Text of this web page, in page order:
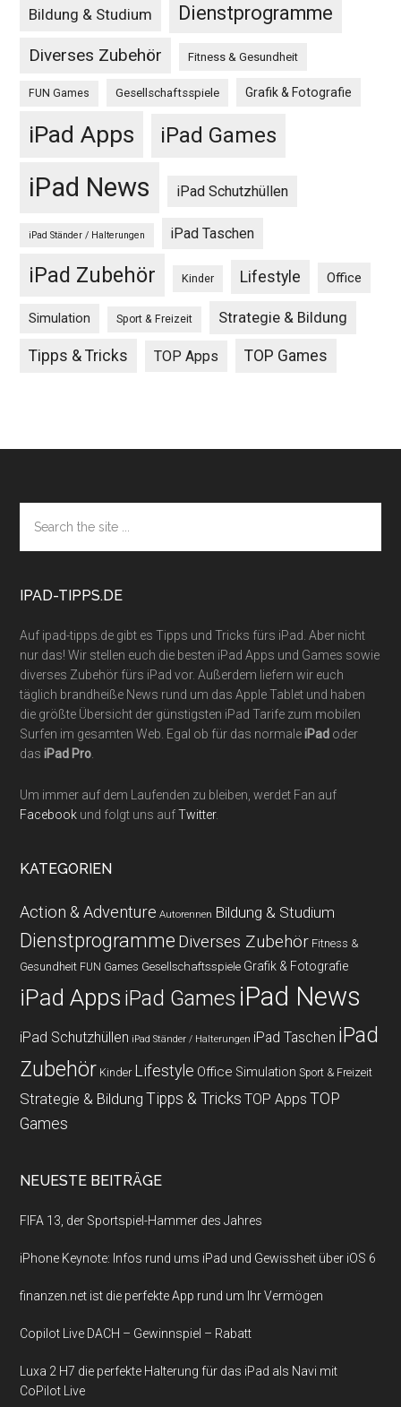
Bildung & Studium Dienstprogramme
Diverses Zubehör Fitness & Gesundheit
FUN Games Gesellschaftsspiele Grafik & Fotografie
iPad Apps iPad Games
iPad News iPad Schutzhüllen
iPad Ständer / Halterungen iPad Taschen
iPad Zubehör Kinder Lifestyle Office
Simulation Sport & Freizeit Strategie & Bildung
Tipps & Tricks TOP Apps TOP Games
Footer
the
site
IPAD-TIPPS.DE
Auf ipad-tipps.de gibt es Tipps und Tricks fürs iPad. Aber nicht
nur das! Wir stellen euch die besten iPad Apps und Games sowie
diverses Zubehör fürs iPad vor. Außerdem liefern wir euch
täglich brandheiße News rund um das Apple Tablet und haben
die größte Übersicht der günstigsten iPad Tarife zum mobilen
Surfen im gesamten Web. Egal ob für das normaleiPad oder
dasiPad Pro
Um immer auf dem Laufenden zu bleiben, werdet Fan auf
Facebook und folgt uns aufTwitter.
KATEGORIEN
Action & Adventure Autorennen Bildung & Studium
Dienstprogramme Diverses Zubehör Fitness &
Gesundheit FUN Games Gesellschaftsspiele Grafik & Fotografie
iPad Apps iPad Games iPad News
iPad Schutzhüllen iPad Ständer / Halterungen iPad Taschen iPad
Zubehör Kinder Lifestyle Office Simulation Sport & Freizeit
Strategie & Bildung Tipps & Tricks TOP Apps TOP
Games
NEUESTE BEITRÄGE
FIFA 13, der Sportspiel-Hammer des Jahres
iPhone Keynote: Infos rund ums iPad und Gewissheit über iOS 6
finanzen.net ist die perfekte App rund um Ihr Vermögen
Copilot Live DACH – Gewinnspiel – Rabatt
Luxa 2 H7 die perfekte Halterung für das iPad als Navi mit
CoPilot Live